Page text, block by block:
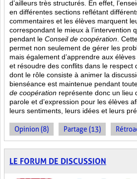
d’ailleurs très structurés. En effet,
en différentes sections reflétant
commentaires et les élèves marquent
correspondant le mieux à l’intervention
pendant le Conseil de coopération .
permet non seulement de gérer les
mais également d’apprendre aux
et résoudre des conflits dans le respect
dont le rôle consiste à animer la
bienséance est maintenue pendant
de coopération représente donc un lieu
parole et d’expression pour les élèves
leurs sentiments, leurs idées et leurs
Opinion (8) Partage (13)
LE FORUM DE DISCUSSION